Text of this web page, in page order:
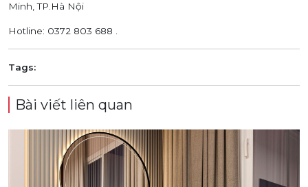
Minh, TP.Hà Nội
Hotline: 0372 803 688
Tags:
Bài viết liên quan